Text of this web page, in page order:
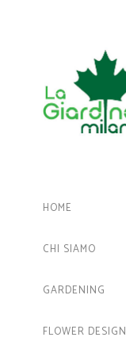
HOME
CHI SIAMO
GARDENING
FLOWER DESIGN